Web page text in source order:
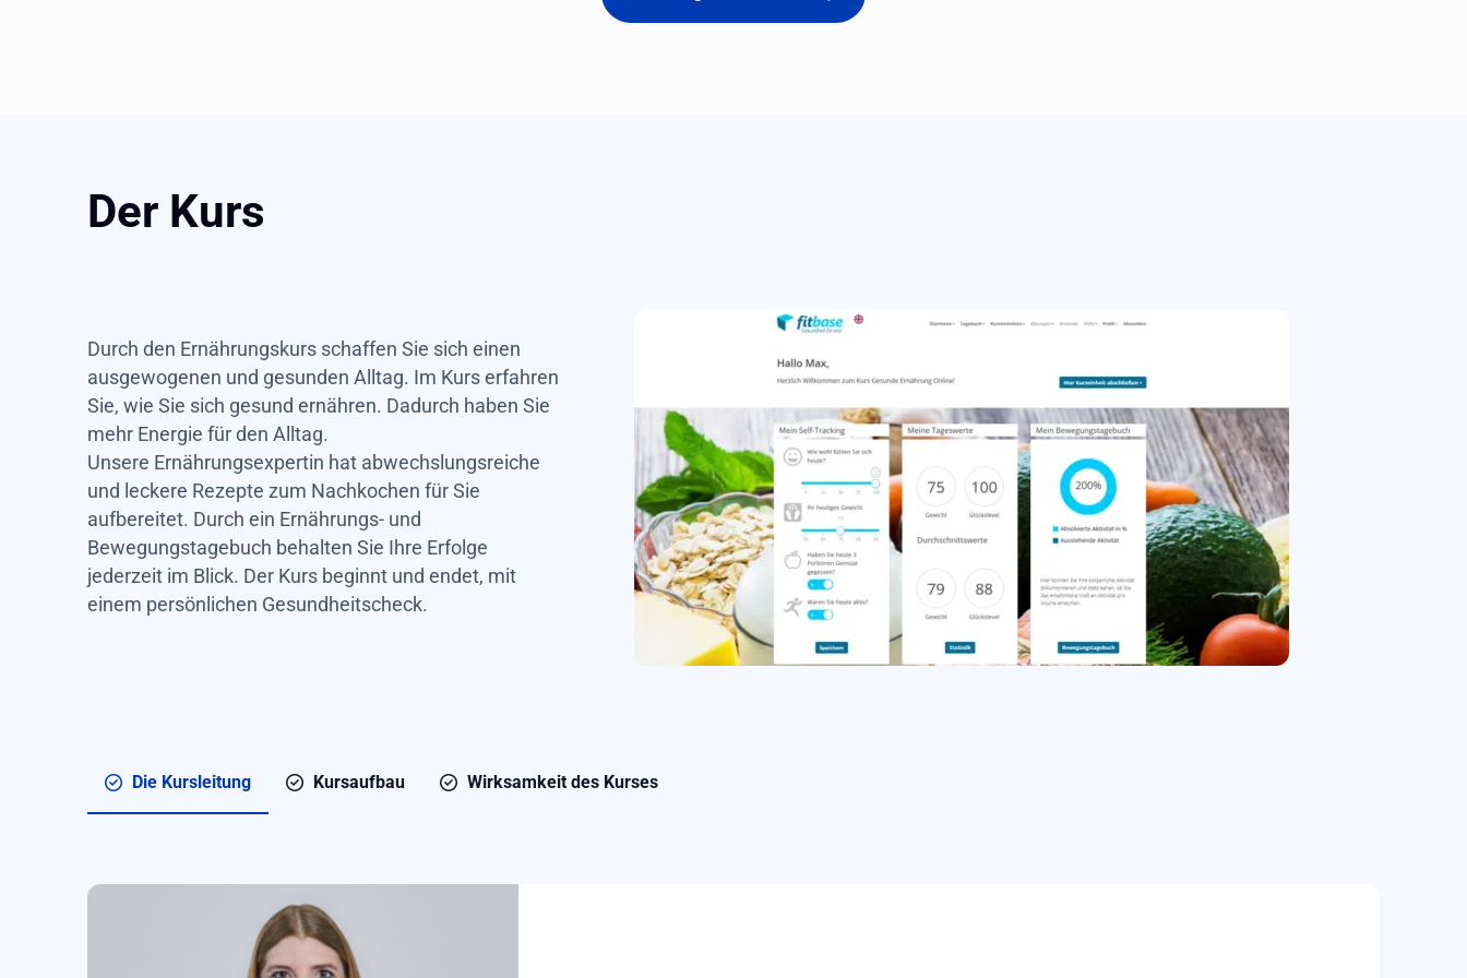
Der Kurs
Durch den Ernährungskurs schaffen Sie sich einen
ausgewogenen und gesunden Alltag. Im Kurs erfahren
Sie, wie Sie sich gesund ernähren. Dadurch haben Sie
mehr Energie für den Alltag.
Unsere Ernährungsexpertin hat abwechslungsreiche
und leckere Rezepte zum Nachkochen für Sie
aufbereitet. Durch ein Ernährungs- und
Bewegungstagebuch behalten Sie Ihre Erfolge
jederzeit im Blick. Der Kurs beginnt und endet, mit
einem persönlichen Gesundheitscheck.
Die Kursleitung Kursaufbau Wirksamkeit des Kurses